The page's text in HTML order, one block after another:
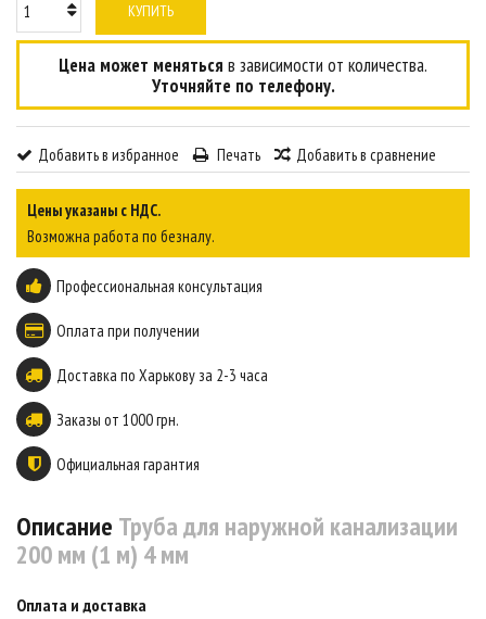
КУПИТЬ
Цена может меняться в зависимости от количества.
Уточняйте по телефону.
Добавить в избранное Печать Добавить в сравнение
Цены указаны с НДС.
Возможна работа по безналу.
Профессиональная консультация
Оплата при получении
Доставка по Харькову за 2-3 часа
Заказы от 1000 грн.
Официальная гарантия
Описание Труба для наружной канализации
200 мм (1 м) 4 мм
Оплата и доставка